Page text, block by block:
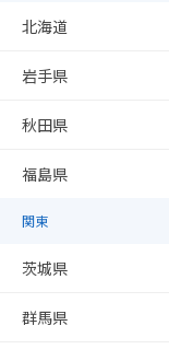
北海道
岩手県
秋田県
福島県
関東
茨城県
群馬県